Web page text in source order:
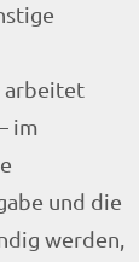
arbeitet
im
und die
werden,